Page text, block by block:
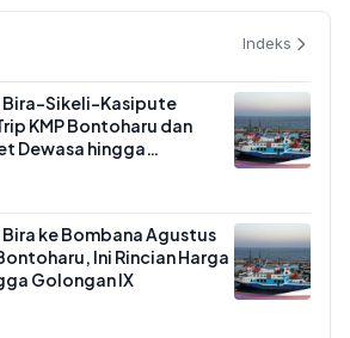
Indeks
Bira-Sikeli-Kasipute
KMP Bontoharu dan
Dewasa hingga
IX
ke Bombana Agustus
Ini Rincian Harga
Golongan IX